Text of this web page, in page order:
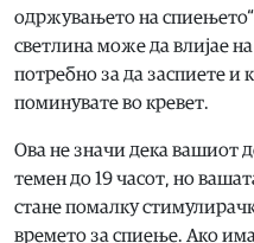
одржувањето на
светлина може да влијае
потребно за да заспиете и
поминувате во кревет.
Ова не значи дека вашиот
темен до 19 часот, но
стане помалку
времето за спиење. Ако